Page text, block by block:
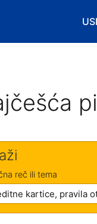
reč ili tema